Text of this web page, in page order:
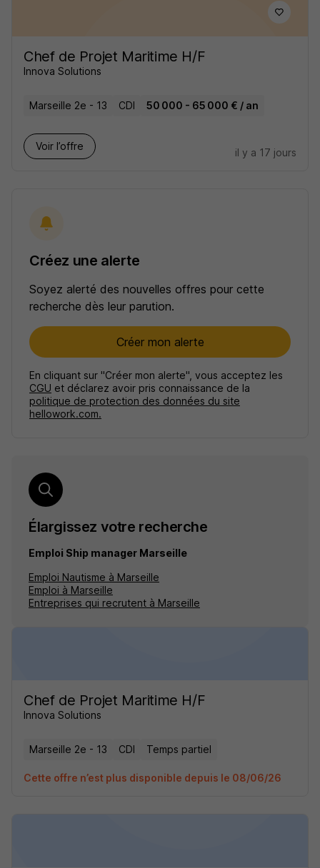
Chef de Projet Maritime H/F
Innova Solutions
Marseille 2e - 13 CDI 50 000 - 65 000 € / an
Voir l’offre
il y a 17 jours
Créez une alerte
Soyez alerté des nouvelles offres pour cette
recherche dès leur parution.
Créer mon alerte
En cliquant sur "Créer mon alerte", vous acceptez les
CGU et déclarez avoir pris connaissance de la
politique de protection des données du site
hellowork.com.
Élargissez votre recherche
Emploi Ship manager Marseille
Emploi Nautisme à Marseille
Emploi à Marseille
Entreprises qui recrutent à Marseille
Chef de Projet Maritime H/F
Innova Solutions
Marseille 2e - 13 CDI Temps partiel
Cette offre n’est plus disponible depuis le 08/06/26